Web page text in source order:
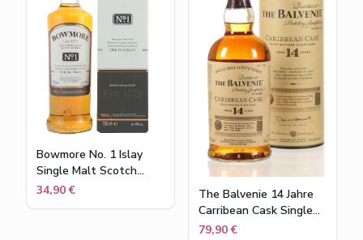
Bowmore No. 1 Islay
Single Malt Scotch
Whisky in
34,90 €
The Balvenie 14 Jahre
Carribean Cask Single
Malt Scotch Whisky
79,90 €